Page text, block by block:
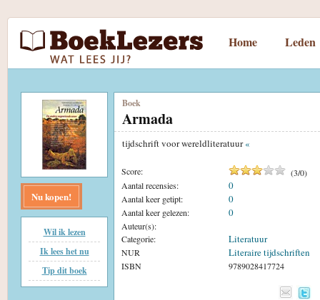
Home Leden
Nu kopen!
Wil ik lezen
Ik lees het nu
Tip dit boek
Boek
Armada
tijdschrift voor wereldliteratuur«
Score: (3/0)
Aantal recensies:
0
Aantal keer getipt: 0
Aantal keer gelezen: 0
Auteur(s):
Categorie:
Literatuur
NUR Literaire tijdschriften
ISBN 9789028417724